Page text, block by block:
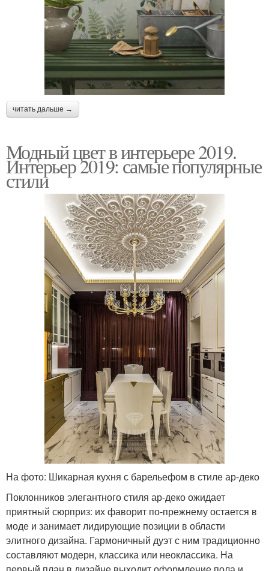
читать дальше →
Модный цвет в интерьере 2019.
Интерьер 2019: самые популярные
стили
На фото: Шикарная кухня с барельефом в стиле ар-деко
Поклонников элегантного стиля ар-деко ожидает
приятный сюрприз: их фаворит по-прежнему остается в
моде и занимает лидирующие позиции в области
элитного дизайна. Гармоничный дуэт с ним традиционно
составляют модерн, классика или неоклассика. На